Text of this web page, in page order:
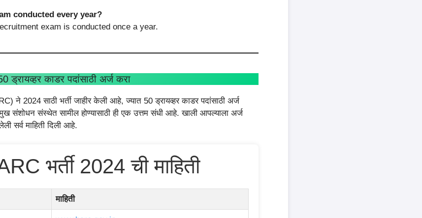
conducted every year?
exam is conducted once a year.
ड्रायव्हर काडर पदांसाठी अर्ज करा
ने 2024 साठी भर्ती जाहीर केली आहे, ज्यात 50 ड्रायव्हर काडर पदांसाठी अर्ज
संशोधन संस्थेत सामील होण्यासाठी ही एक उत्तम संधी आहे. खाली आपल्याला अर्ज
सर्व माहिती दिली आहे.
भर्ती 2024 ची माहिती
माहिती